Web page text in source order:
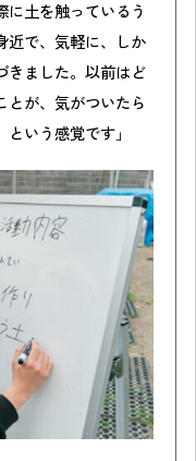
土を触っているう
近で、気軽に、しか
きました。以前はど
とが、気がついたら
いう感覚です」